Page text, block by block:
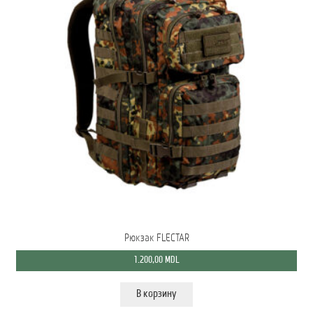
Рюкзак FLECTAR
1.200,00 MDL
В корзину